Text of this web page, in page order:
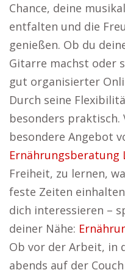
Chance, deine
entfalten und die
genießen. Ob du
Gitarre machst oder
gut organisierter
Durch seine
besonders praktisch.
besondere Angebot
Ernährungsberatung
Freiheit, zu lernen,
feste Zeiten
dich interessieren –
deiner Nähe:
Ob vor der Arbeit, in
abends auf der